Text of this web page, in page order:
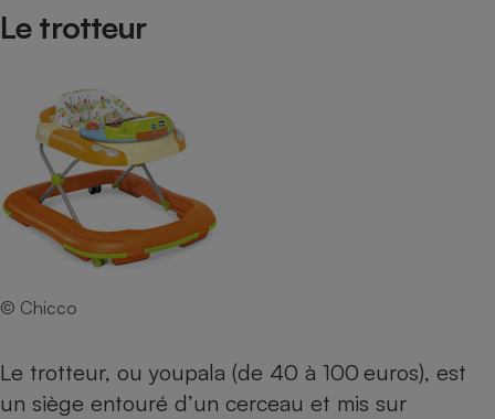
Le trotteur
© Chicco
Le trotteur, ou youpala (de 40 à 100 euros), est
un siège entouré d’un cerceau et mis sur
Ventilateur